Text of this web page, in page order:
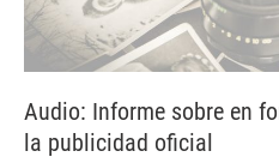
Audio: Informe sobre en
la publicidad oficial